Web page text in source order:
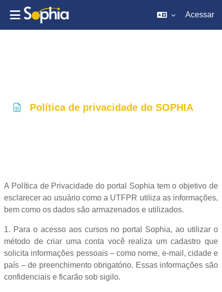
Acessar
Política de privacidade do SOPHIA
A Política de Privacidade do portal Sophia tem o objetivo de
esclarecer ao usuário como a UTFPR utiliza as informações,
bem como os dados são armazenados e utilizados.
1. Para o acesso aos cursos no portal Sophia, ao utilizar o
método de criar uma conta você realiza um cadastro que
solicita informações pessoais – como nome, e-mail, cidade e
país – de preenchimento obrigatório. Essas informações são
confidenciais e ficarão sob sigilo.